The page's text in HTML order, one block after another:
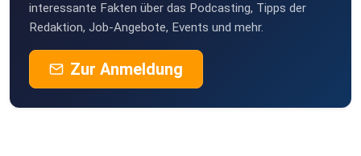
interessante Fakten über das Podcasting, Tipps der
Redaktion, Job-Angebote, Events und mehr.
Zur Anmeldung